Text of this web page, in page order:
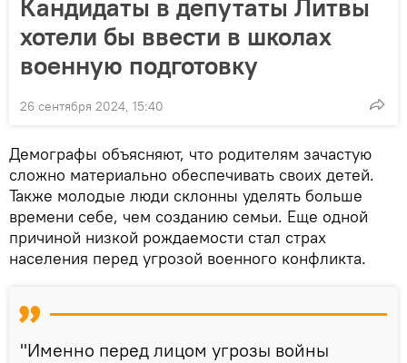
Кандидаты в депутаты Литвы
хотели бы ввести в школах
военную подготовку
26 сентября 2024, 15:40
Демографы объясняют, что родителям зачастую
сложно материально обеспечивать своих детей.
Также молодые люди склонны уделять больше
времени себе, чем созданию семьи. Еще одной
причиной низкой рождаемости стал страх
населения перед угрозой военного конфликта.
"Именно перед лицом угрозы войны